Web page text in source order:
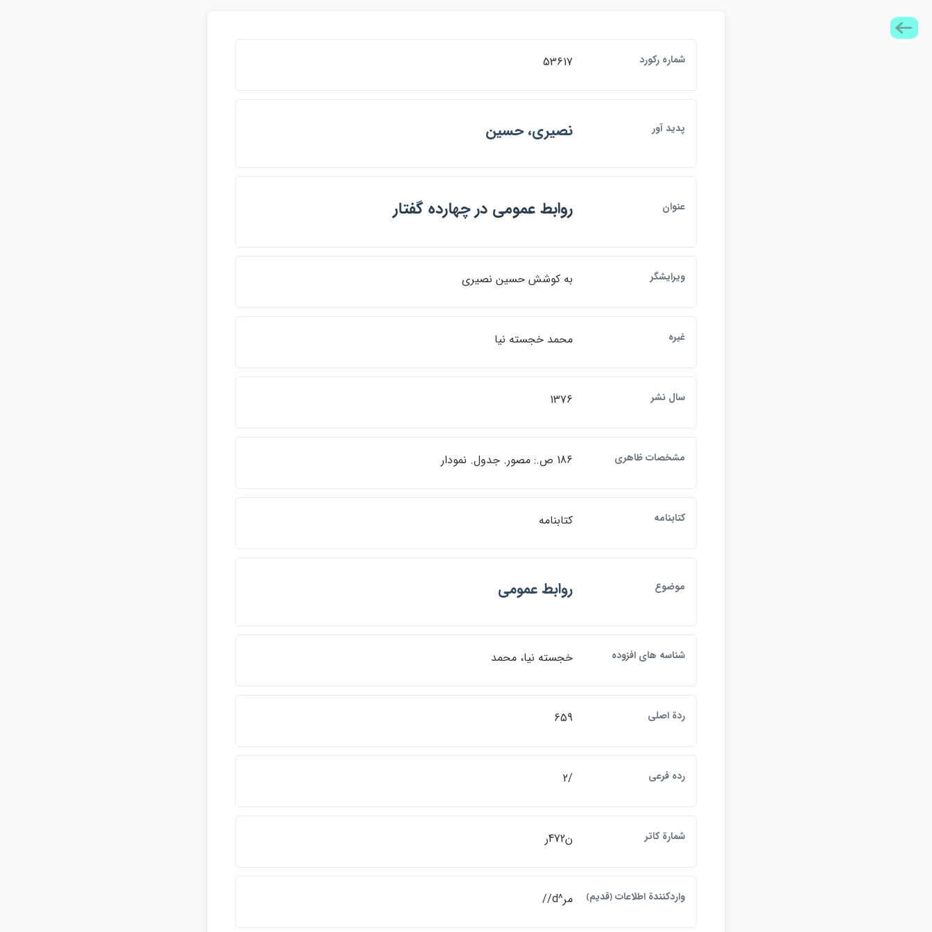
شماره ركورد 53617
پديد آور نصيري، حسين
عنوان روابط عمومي در چهارده گفتار
ويرايشگر به كوشش حسين نصيري
غيره محمد خجسته نيا
سال نشر 1376
مشخصات ظاهري 186 ص.: مصور. جدول. نمودار
كتابنامه كتابنامه
موضوع روابط عمومي
شناسه هاي افزوده خجسته نيا، محمد
ردة اصلي 659
رده فرعي /2
شمارة كاتر ن472ر
واردكنندة اطلاعات ﴿قديم﴾ مر^d//